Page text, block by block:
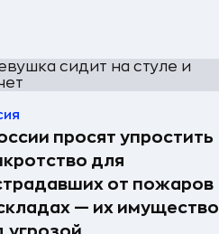
просят упростить
для
от пожаров
— их имущество